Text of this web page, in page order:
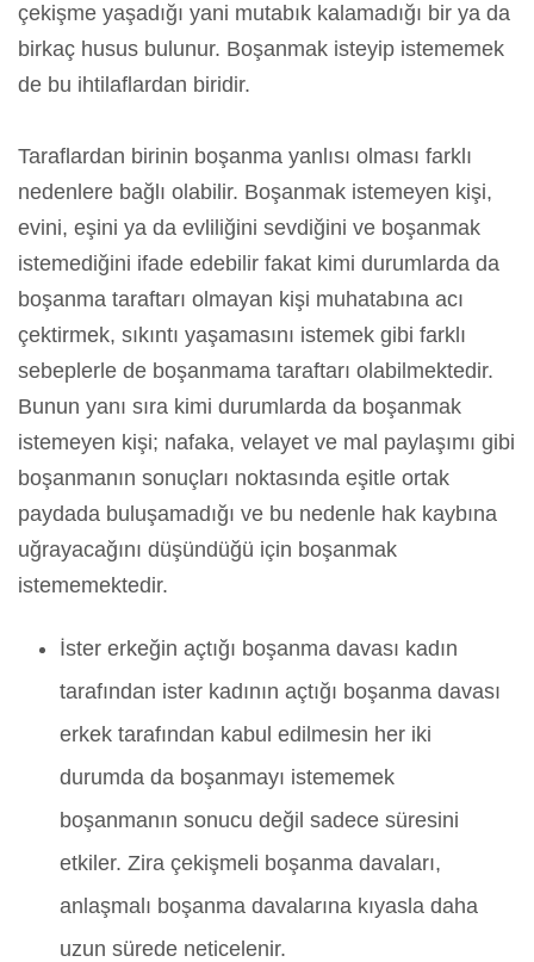
çekişme yaşadığı yani mutabık kalamadığı bir ya da
birkaç husus bulunur. Boşanmak isteyip istememek
de bu ihtilaflardan biridir.
Taraflardan birinin boşanma yanlısı olması farklı
nedenlere bağlı olabilir. Boşanmak istemeyen kişi,
evini, eşini ya da evliliğini sevdiğini ve boşanmak
istemediğini ifade edebilir fakat kimi durumlarda da
boşanma taraftarı olmayan kişi muhatabına acı
çektirmek, sıkıntı yaşamasını istemek gibi farklı
sebeplerle de boşanmama taraftarı olabilmektedir.
Bunun yanı sıra kimi durumlarda da boşanmak
istemeyen kişi; nafaka, velayet ve mal paylaşımı gibi
boşanmanın sonuçları noktasında eşitle ortak
paydada buluşamadığı ve bu nedenle hak kaybına
uğrayacağını düşündüğü için boşanmak
istememektedir.
İster erkeğin açtığı boşanma davası kadın
tarafından ister kadının açtığı boşanma davası
erkek tarafından kabul edilmesin her iki
durumda da boşanmayı istememek
boşanmanın sonucu değil sadece süresini
etkiler. Zira çekişmeli boşanma davaları,
anlaşmalı boşanma davalarına kıyasla daha
uzun sürede neticelenir.